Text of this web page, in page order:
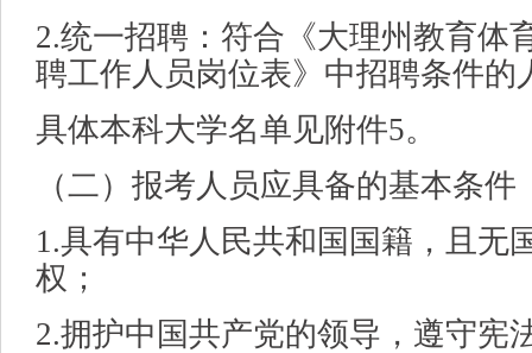
2.统一招聘：符合《大理州教育体
聘工作人员岗位表》中招聘条件的
具体本科大学名单见附件5。
（二）报考人员应具备的基本条件
1.具有中华人民共和国国籍，且无
权；
2.拥护中国共产党的领导，遵守宪